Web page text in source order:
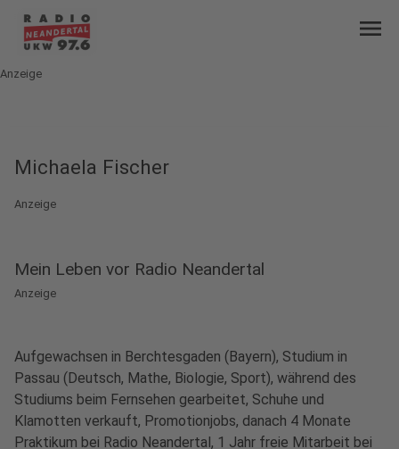
menu
Anzeige
Michaela Fischer
Anzeige
Mein Leben vor Radio Neandertal
Anzeige
Aufgewachsen in Berchtesgaden (Bayern), Studium in
Passau (Deutsch, Mathe, Biologie, Sport), während des
Studiums beim Fernsehen gearbeitet, Schuhe und
Klamotten verkauft, Promotionjobs, danach 4 Monate
Praktikum bei Radio Neandertal, 1 Jahr freie Mitarbeit bei